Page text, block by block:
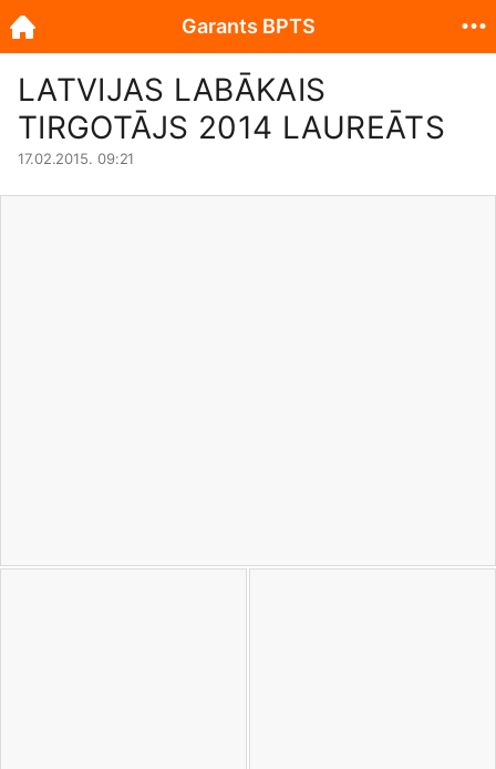
LATVIJAS LABĀKAIS
TIRGOTĀJS 2014 LAUREĀTS
17.02.2015. 09:21
Garants BPTS